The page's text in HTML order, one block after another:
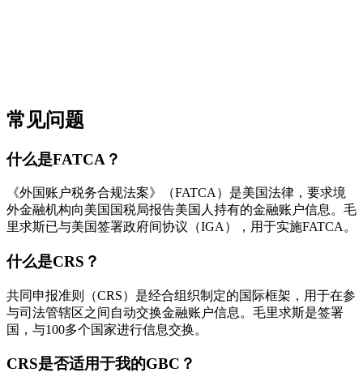
常见问题
什么是FATCA？
《外国账户税务合规法案》（FATCA）是美国法律，要求境
外金融机构向美国国税局报告美国人持有的金融账户信息。毛
里求斯已与美国签署政府间协议（IGA），用于实施FATCA。
什么是CRS？
共同申报准则（CRS）是经合组织制定的国际框架，用于在参
与司法管辖区之间自动交换金融账户信息。毛里求斯是签署
国，与100多个国家进行信息交换。
CRS是否适用于我的GBC？